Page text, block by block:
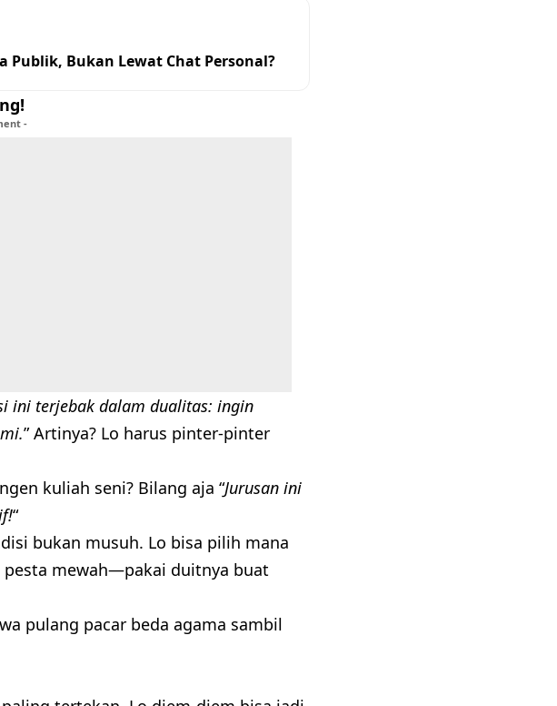
Publik, Bukan Lewat Chat Personal?
-
ini terjebak dalam dualitas: ingin
” Artinya? Lo harus pinter-pinter
kuliah seni? Bilang aja “Jurusan ini
“
bukan musuh. Lo bisa pilih mana
mewah—pakai duitnya buat
pulang pacar beda agama sambil